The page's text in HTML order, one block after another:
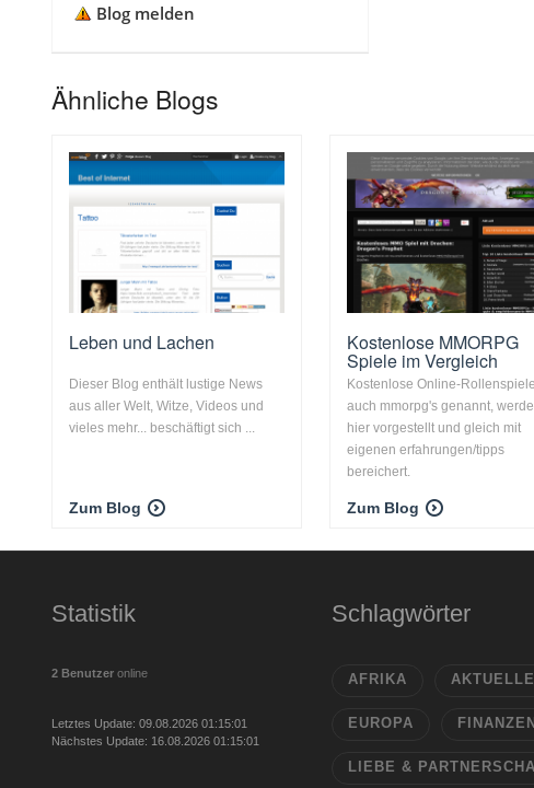
Blog melden
Ähnliche Blogs
Leben und Lachen
Dieser Blog enthält lustige News
aus aller Welt, Witze, Videos und
vieles mehr... beschäftigt sich ...
Zum Blog
Kostenlose MMORPG
Spiele im Vergleich
Kostenlose Online-
auch mmorpg's genannt,
hier vorgestellt und gleich mit
eigenen erfahrungen/tipps
bereichert.
Zum Blog
Statistik
2 Benutzer online
Letztes Update: 09.08.2026 01:15:01
Nächstes Update: 16.08.2026 01:15:01
Schlagwörter
AFRIKA
EUROPA
LIEBE &